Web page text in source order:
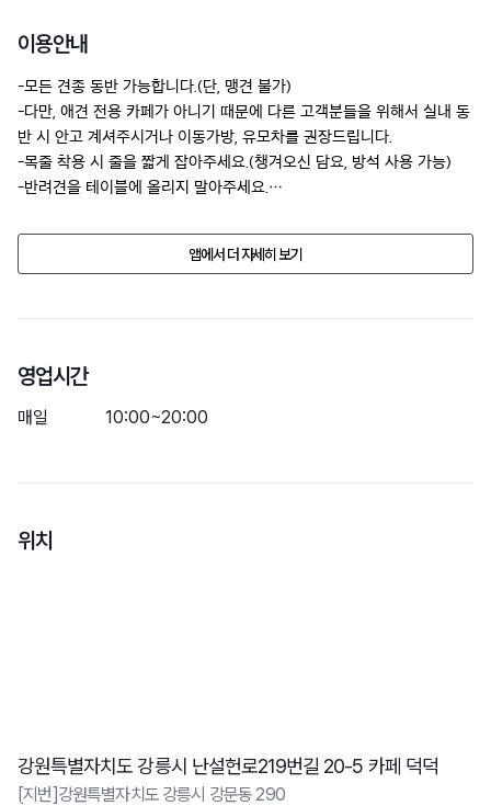
이용안내
-모든 견종 동반 가능합니다.(단, 맹견 불가)
-다만, 애견 전용 카페가 아니기 때문에 다른 고객분들을 위해서 실내 동
반 시 안고 계셔주시거나 이동가방, 유모차를 권장드립니다.
-목줄 착용 시 줄을 짧게 잡아주세요.(챙겨오신 담요, 방석 사용 가능)
-반려견을 테이블에 올리지 말아주세요.
-마당 잔디 유박비료로 인해 반려동물 산책과 배변활동은 바깥 도로변
업소의 사
앱에서 더 자세히 보기
영업시간
매일 10:00~20:00
위치
강원특별자치도 강릉시 난설헌로219번길 20-5 카페 덕덕
[지번]강원특별자치도 강릉시 강문동 290